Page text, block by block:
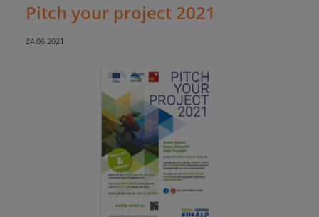
Pitch your project 2021
24.06.2021